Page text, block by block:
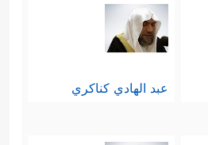
عبد الهادي كناكري